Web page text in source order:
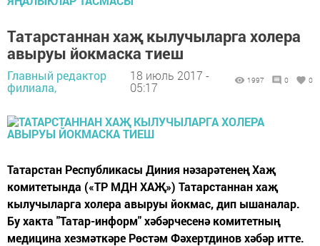
Татарстаннан хаҗ кылучыларга холера
авыруы йокмаска тиеш
Главный редактор
филиала,
18 июль 2017 -
05:17
1997 0 0
Татарстан Республикасы Диния нәзарәтенең Хаҗ
комитетында («ТР МДН ХАҖ») Татарстаннан хаҗ
кылучыларга холера авыруы йокмас, дип ышаналар.
Бу хакта "Татар-информ" хәбәрчесенә комитетның
медицина хезмәткәре Рөстәм Фәхертдинов хәбәр итте.